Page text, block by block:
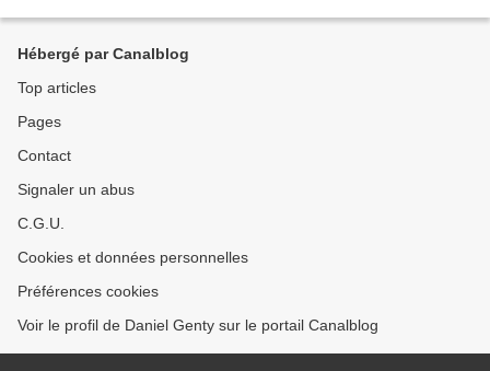
Hébergé par Canalblog
Top articles
Pages
Contact
Signaler un abus
C.G.U.
Cookies et données personnelles
Préférences cookies
Voir le profil de Daniel Genty sur le portail Canalblog